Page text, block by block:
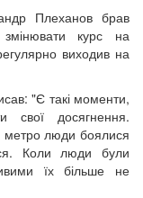
Плеханов брав
курс на
виходив на
"Є такі моменти,
свої досягнення.
метро люди боялися
Коли люди були
їх більше не